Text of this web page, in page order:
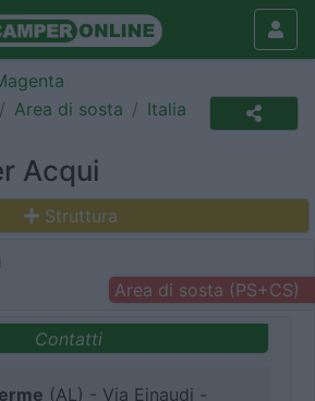
Area di sosta
Italia
Acqui
Struttura
Area di sosta (PS+CS)
Contatti
(AL) - Via Einaudi -